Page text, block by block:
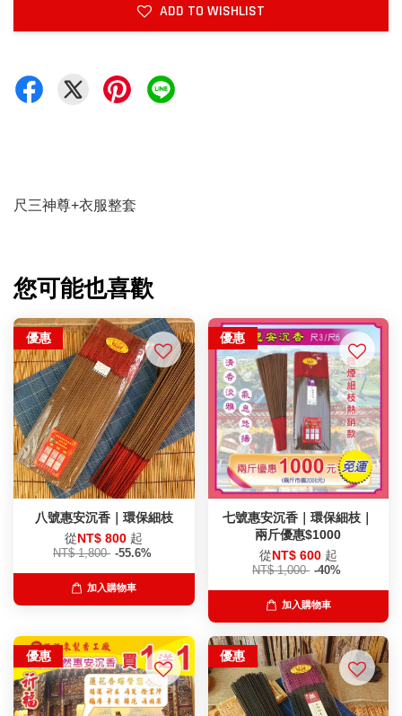
ADD TO WISHLIST
尺三神尊+衣服整套
您可能也喜歡
優惠
八號惠安沉香｜環保細枝
從NT$ 800 起
NT$ 1,800 -55.6%
加入購物車
優惠
七號惠安沉香｜環保細枝｜
兩斤優惠$1000
從NT$ 600 起
NT$ 1,000 -40%
加入購物車
優惠 優惠